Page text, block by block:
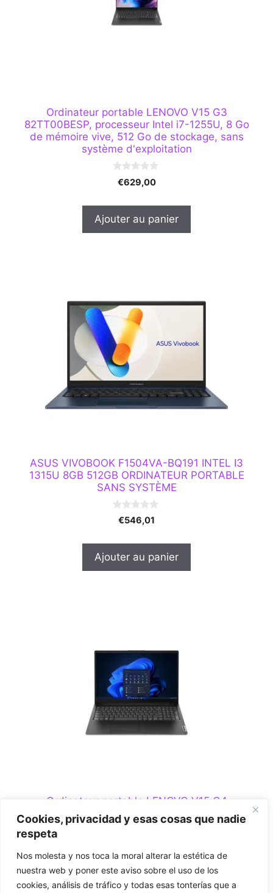
Cookies, privacidad y esas cosas que nadie
respeta
Nos molesta y nos toca la moral alterar la estética de
nuestra web y poner este aviso sobre el uso de los
cookies, análisis de tráfico y todas esas tonterías que a
Ordinateur portable LENOVO V15 G3
82TT00BESP, processeur Intel i7-1255U, 8 Go
de mémoire vive, 512 Go de stockage, sans
système d'exploitation
s
r
€629,00
Ajouter au panier
ASUS VIVOBOOK F1504VA-BQ191 INTEL I3
1315U 8GB 512GB ORDINATEUR PORTABLE
SANS SYSTÈME
s
r
€546,01
Ajouter au panier
Ordinateur portable LENOVO V15 G4
82YU0167SP AMD Ryzen 3 7320U 8 Go 512 Go
Windows 11
0
u
5
€569,00